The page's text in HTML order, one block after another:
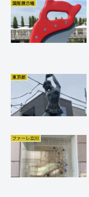
国際展示場
東京都
ファーレ立川